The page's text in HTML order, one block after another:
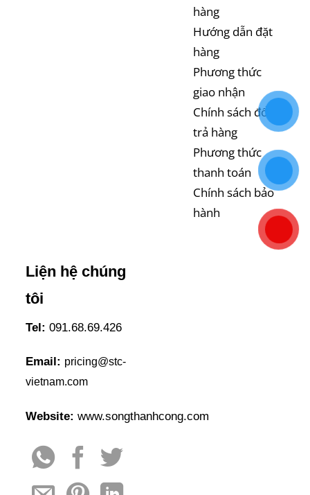
hàng
Hướng dẫn đặt
hàng
Phương thức
giao nhận
Chính sách đổi
trả hàng
Phương thức
thanh toán
Chính sách bảo
hành
Liện hệ chúng
tôi
Tel: 091.68.69.426
Email: pricing@stc-
vietnam.com
Website:www.songthanhcong.com